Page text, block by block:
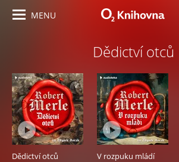
MENU
Dědictví otců
Dědictví otců V rozpuku mládí